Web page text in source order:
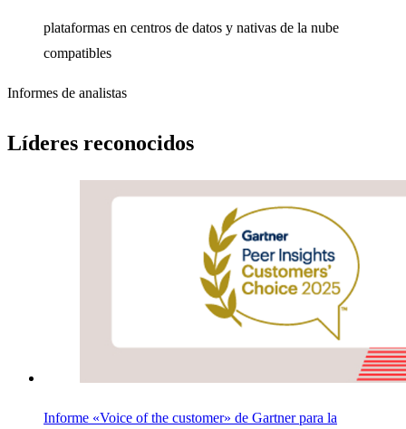
plataformas en centros de datos y nativas de la nube
compatibles
Informes de analistas
Líderes reconocidos
Informe «Voice of the customer» de Gartner para la